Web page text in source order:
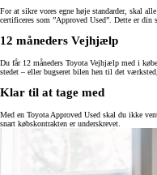
For at sikre vores egne høje standarder, skal
certificeres som ”Approved Used”. Dette er
12 måneders Vejhjælp
Du får 12 måneders Toyota Vejhjælp med i
stedet – eller bugseret bilen hen til det
Klar til at tage med
Med en Toyota Approved Used skal du ikke
snart købskontrakten er underskrevet.